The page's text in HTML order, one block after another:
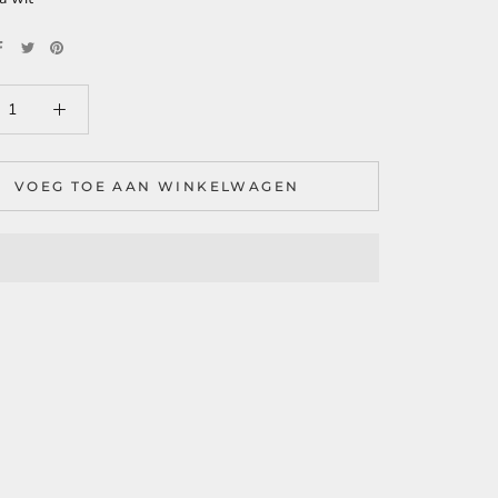
VOEG TOE AAN WINKELWAGEN